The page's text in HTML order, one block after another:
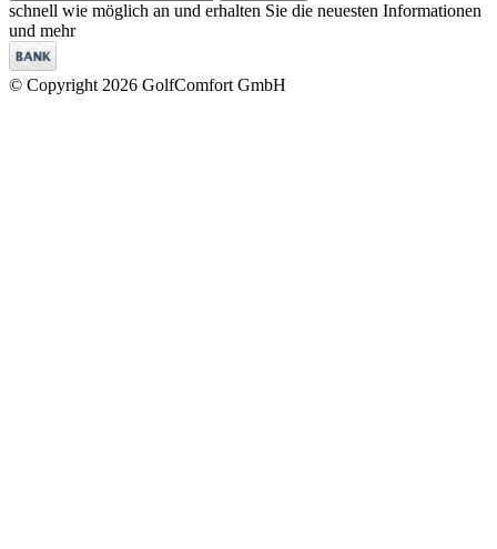
schnell wie möglich an und erhalten Sie die neuesten Informationen
und mehr
© Copyright 2026 GolfComfort GmbH